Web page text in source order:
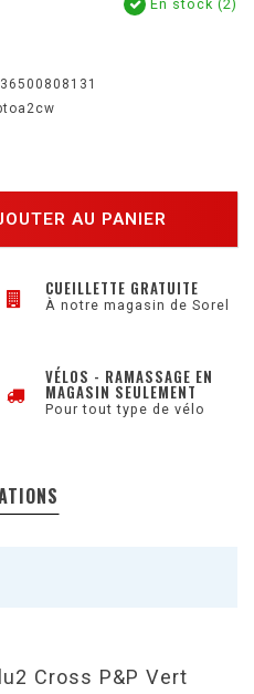
En stock (2)
AU PANIER
CUEILLETTE GRATUITE
À notre magasin de Sorel
VÉLOS - RAMASSAGE EN
MAGASIN SEULEMENT
Pour tout type de vélo
Cross P&P Vert